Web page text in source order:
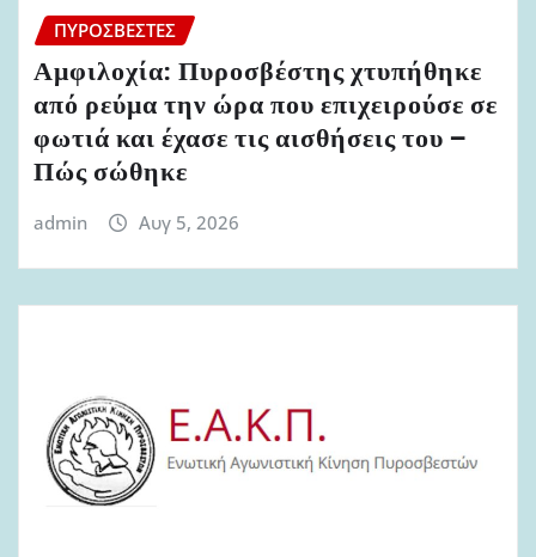
ΠΥΡΟΣΒΈΣΤΕΣ
Αμφιλοχία: Πυροσβέστης χτυπήθηκε
από ρεύμα την ώρα που επιχειρούσε σε
φωτιά και έχασε τις αισθήσεις του –
Πώς σώθηκε
admin Αυγ 5, 2026